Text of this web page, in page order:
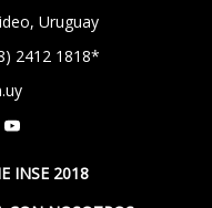
Uruguay
2412 1818*
INSE 2018